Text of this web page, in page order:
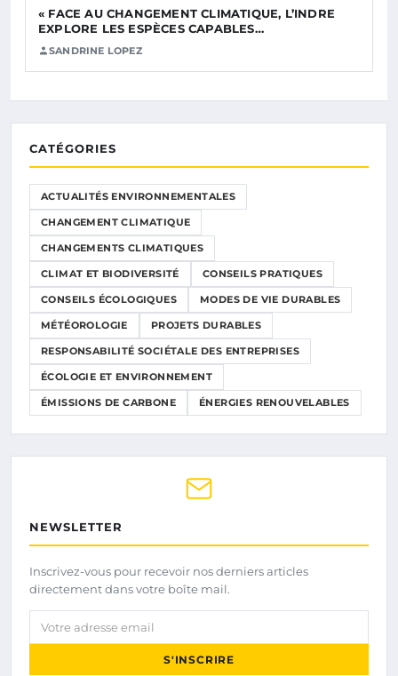
« FACE AU CHANGEMENT CLIMATIQUE, L’INDRE
EXPLORE LES ESPÈCES CAPABLES…
SANDRINE LOPEZ
CATÉGORIES
ACTUALITÉS ENVIRONNEMENTALES
CHANGEMENT CLIMATIQUE
CHANGEMENTS CLIMATIQUES
CLIMAT ET BIODIVERSITÉ CONSEILS PRATIQUES
CONSEILS ÉCOLOGIQUES MODES DE VIE DURABLES
MÉTÉOROLOGIE PROJETS DURABLES
RESPONSABILITÉ SOCIÉTALE DES ENTREPRISES
ÉCOLOGIE ET ENVIRONNEMENT
ÉMISSIONS DE CARBONE ÉNERGIES RENOUVELABLES
NEWSLETTER
Inscrivez-vous pour recevoir nos derniers articles
directement dans votre boîte mail.
Votre adresse email
S'INSCRIRE